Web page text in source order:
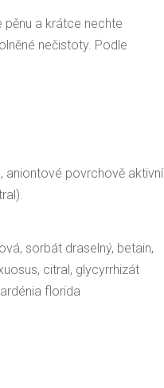
a krátce nechte
nečistoty. Podle
aniontové povrchově aktivní
sorbát draselný, betain,
citral, glycyrrhizát
florida